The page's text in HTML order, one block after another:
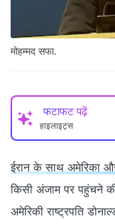
मोहम्मद सफा.
फटाफट पढ़ें
हाइलाइट्स
ईरान के साथ अमेरिका
किसी अंजाम पर पहुंचने
अमेरिकी राष्ट्रपति